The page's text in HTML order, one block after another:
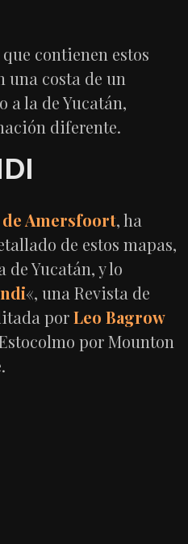
contienen estos
una costa de un
la de Yucatán,
diferente.
de Amersfoort, ha
de estos mapas,
de Yucatán, y lo
«, una Revista de
porLeo Bagrow
por Mounton